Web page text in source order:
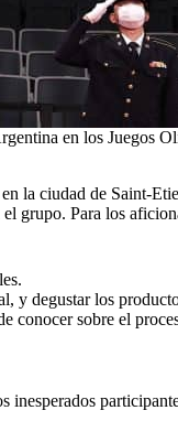
en los Juegos
la ciudad de Saint-
grupo. Para los
y degustar los
conocer sobre el
inesperados